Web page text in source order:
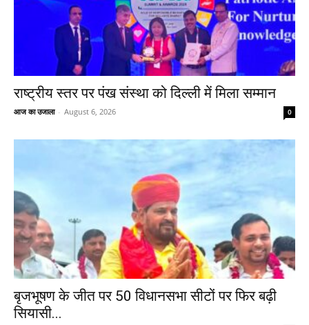
राष्ट्रीय स्तर पर पंख संस्था को दिल्ली में मिला सम्मान
आज का उजाला - August 6, 2026 0
बृजभूषण के जीत पर 50 विधानसभा सीटों पर फिर बढ़ी
सियासी...